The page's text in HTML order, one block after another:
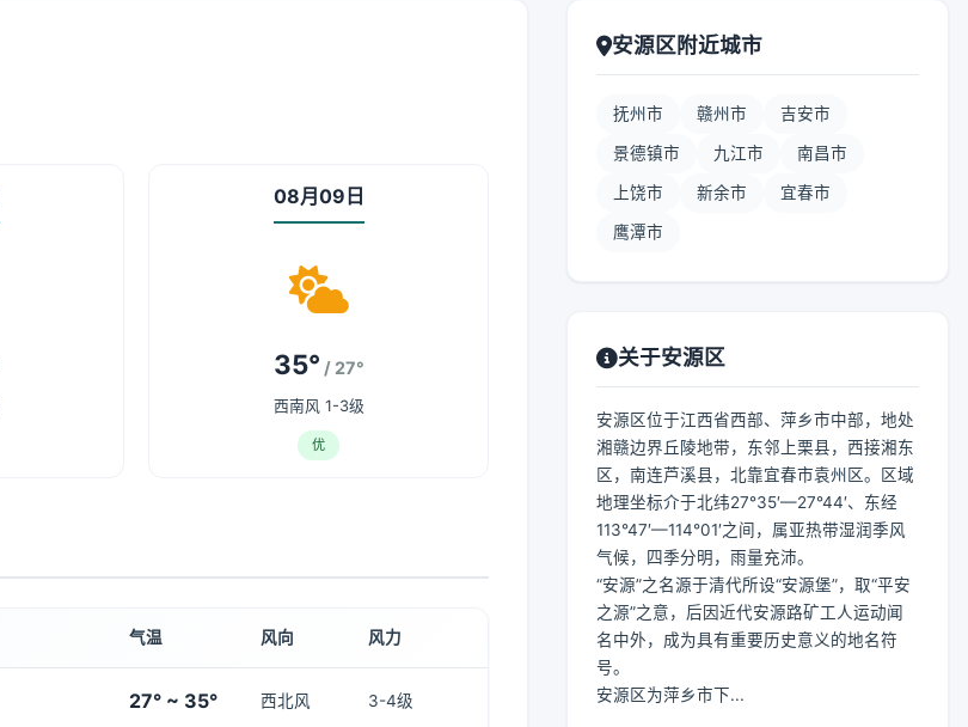
08月09日
35° / 27°
西南风 1-3级
优
气温 风向 风力
27° ~ 35° 西北风 3-4级
安源区附近城市
抚州市 赣州市 吉安市
景德镇市 九江市 南昌市
上饶市 新余市 宜春市
鹰潭市
关于安源区
安源区位于江西省西部、萍乡市中部，地处
湘赣边界丘陵地带，东邻上栗县，西接湘东
区，南连芦溪县，北靠宜春市袁州区。区域
地理坐标介于北纬27°35′—27°44′、东经
113°47′—114°01′之间，属亚热带湿润季风
气候，四季分明，雨量充沛。
“安源”之名源于清代所设“安源堡”，取“平安
之源”之意，后因近代安源路矿工人运动闻
名中外，成为具有重要历史意义的地名符
号。
安源区为萍乡市下...